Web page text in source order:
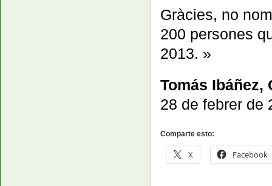
Gràcies, no
200 persones
2013. »
Tomás Ibáñez,
28 de febrer de
Comparte esto:
X Facebook